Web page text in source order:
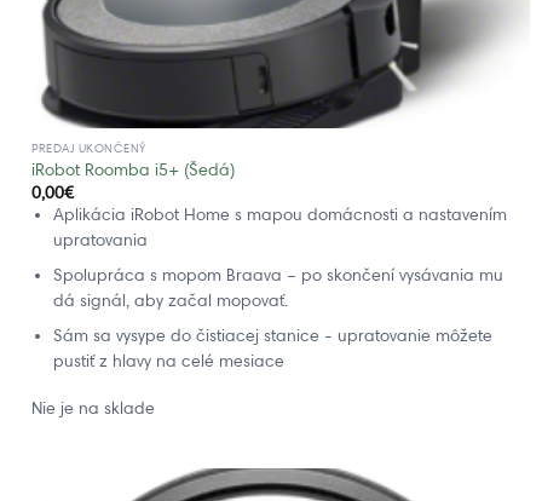
PREDAJ UKONČENÝ
iRobot Roomba i5+ (Šedá)
0,00€
Aplikácia iRobot Home s mapou domácnosti a nastavením
upratovania
Spolupráca s mopom Braava – po skončení vysávania mu
dá signál, aby začal mopovať.
Sám sa vysype do čistiacej stanice - upratovanie môžete
pustiť z hlavy na celé mesiace
Nie je na sklade